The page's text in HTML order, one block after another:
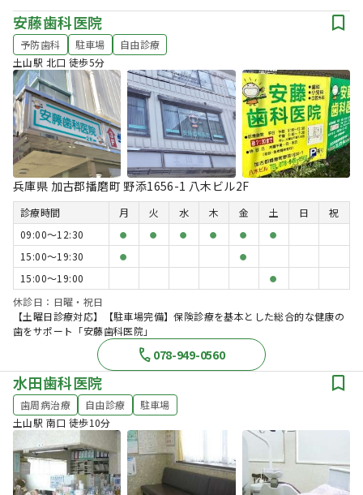
安藤歯科医院
予防歯科 駐車場
自由診療
土山駅 北口 徒歩5分
兵庫県 加古郡播磨町 野添1656-1 八木ビル2F
診療時間 月 火 水 木 金 土 日
祝
09:00〜12:30
● ● ● ● ● ●
15:00〜19:30 ● ●
15:00〜19:00 ●
休診日：日曜・祝日
【土曜日診療対応】【駐車場完備】保険診療を基本とした総合的な健康の
歯をサポート「安藤歯科医院」
078-949-0560
水田歯科医院
歯周病治療 自由診療
駐車場
土山駅 南口 徒歩10分